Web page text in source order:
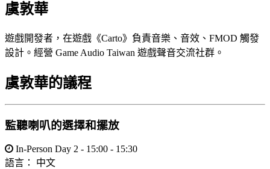
虞敦華
遊戲開發者，在遊戲《Carto》負責音樂、音效、FMOD 觸發
設計。經營 Game Audio Taiwan 遊戲聲音交流社群。
虞敦華的議程
監聽喇叭的選擇和擺放
In-Person Day 2 - 15:00 - 15:30
語言： 中文